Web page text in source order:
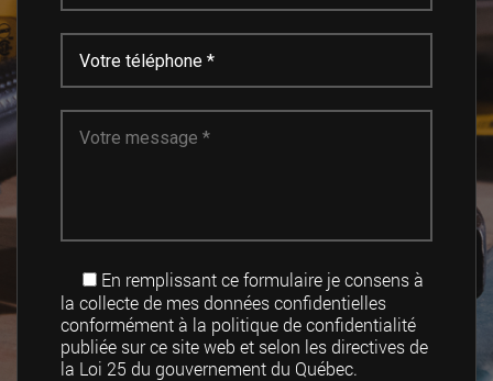
En remplissant ce formulaire je consens à
la collecte de mes données confidentielles
conformément à la politique de confidentialité
publiée sur ce site web et selon les directives de
la Loi 25 du gouvernement du Québec.